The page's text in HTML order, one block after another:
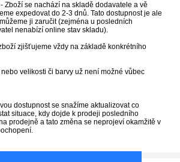
- Zboží se nachází na skladě dodavatele a vě
expedovat do 2-3 dnů. Tato dostupnost je ale
ji zaručit (zejména u posledních
nenabízí online stav skladu).
zjišťujeme vždy na základě konkrétního
nebo velikosti či barvy už není možné vůbec
dostupnost se snažíme aktualizovat co
situace, kdy dojde k prodeji posledního
prodejně a tato změna se neprojeví okamžitě v